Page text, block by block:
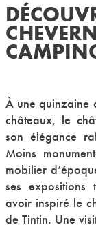
À une quinzaine
châteaux, le
son élégance
Moins
mobilier
ses
avoir inspiré le
de Tintin. Une